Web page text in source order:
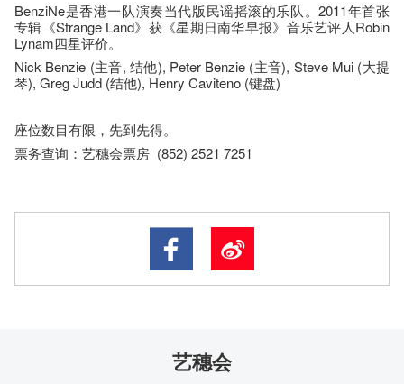
BenziNe是香港一队演奏当代版民谣摇滚的乐队。2011年首张
专辑《Strange Land》获《星期日南华早报》音乐艺评人Robin
Lynam四星评价。
Nick Benzie (主音, 结他), Peter Benzie (主音), Steve Mui (大提
琴), Greg Judd (结他), Henry Caviteno (键盘)
座​位​数目​有​限​，先到先得。
票务查询：艺穗会票房 (852) 2521 7251
艺穗会